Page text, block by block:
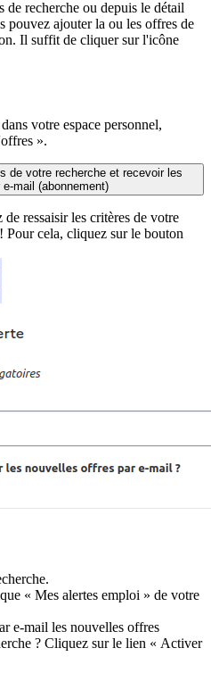
de recherche ou depuis le détail
pouvez ajouter la ou les offres de
Il suffit de cliquer sur l'icône
votre espace personnel,
».
de votre recherche et recevoir les
mail (abonnement)
ressaisir les critères de votre
Pour cela, cliquez sur le bouton
« Mes alertes emploi » de votre
e-mail les nouvelles offres
? Cliquez sur le lien « Activer